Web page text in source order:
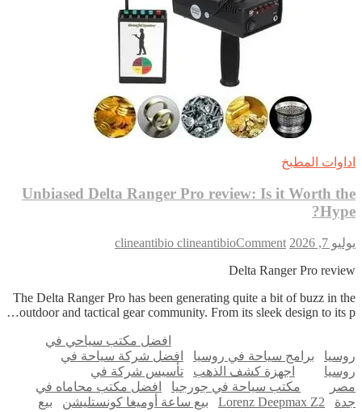
اداوات المطبخ
Unbiased Delta Ranger Pro review: Is it Worth the
Hype?
يوليو 7, 2026 clineantibio clineantibioComment
on
Pro
review:
it
Worth
the
Hype?
Delta Ranger Pro review
The Delta Ranger Pro has been generating quite a bit of buzz in the
outdoor and tactical gear community. From its sleek design to its p…
افضل مكتب سياحي في
روسيا
برامج سياحة في روسيا
افضل شركة سياحة في
روسيا
اجهزة كشف الذهب
تأسيس شركة في
مصر
مكتب سياحة في جورجيا
افضل مكتب محاماه في
جدة
Lorenz Deepmax Z2 بيع ساعة أوميغا كونستليشن
بيع